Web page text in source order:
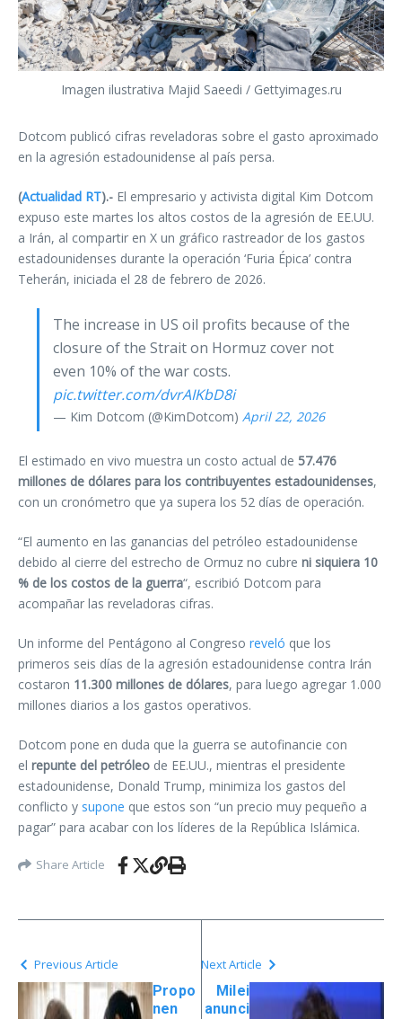
Imagen ilustrativa Majid Saeedi / Gettyimages.ru
Dotcom publicó cifras reveladoras sobre el gasto aproximado
en la agresión estadounidense al país persa.
(Actualidad RT).- El empresario y activista digital Kim Dotcom
expuso este martes los altos costos de la agresión de EE.UU.
a Irán, al compartir en X un gráfico rastreador de los gastos
estadounidenses durante la operación ‘Furia Épica’ contra
Teherán, iniciada el 28 de febrero de 2026.
The increase in US oil profits because of the
closure of the Strait on Hormuz cover not
even 10% of the war costs.
pic.twitter.com/dvrAIKbD8i
— Kim Dotcom (@KimDotcom) April 22, 2026
El estimado en vivo muestra un costo actual de 57.476
millones de dólares para los contribuyentes estadounidenses,
con un cronómetro que ya supera los 52 días de operación.
“El aumento en las ganancias del petróleo estadounidense
debido al cierre del estrecho de Ormuz no cubre ni siquiera 10
% de los costos de la guerra“, escribió Dotcom para
acompañar las reveladoras cifras.
Un informe del Pentágono al Congreso reveló que los
primeros seis días de la agresión estadounidense contra Irán
costaron 11.300 millones de dólares, para luego agregar 1.000
millones diarios a los gastos operativos.
Dotcom pone en duda que la guerra se autofinancie con
el repunte del petróleo de EE.UU., mientras el presidente
estadounidense, Donald Trump, minimiza los gastos del
conflicto y supone que estos son “un precio muy pequeño a
pagar” para acabar con los líderes de la República Islámica.
Share Article
Previous Article
Propo
nen
Next Article
Milei
anunci